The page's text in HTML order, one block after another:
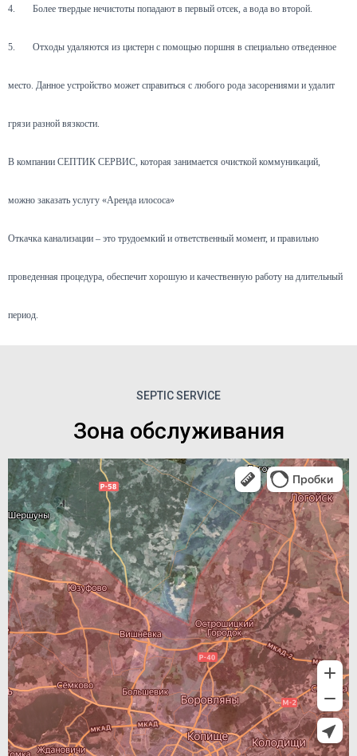
4. Более твердые нечистоты попадают в первый отсек, а вода во второй.
5. Отходы удаляются из цистерн с помощью поршня в специально отведенное
место. Данное устройство может справиться с любого рода засорениями и удалит
грязи разной вязкости.
В компании СЕПТИК СЕРВИС, которая занимается очисткой коммуникаций,
можно заказать услугу «Аренда илососа»
Откачка канализации – это трудоемкий и ответственный момент, и правильно
проведенная процедура, обеспечит хорошую и качественную работу на длительный
период.
SEPTIC SERVICE
Зона обслуживания